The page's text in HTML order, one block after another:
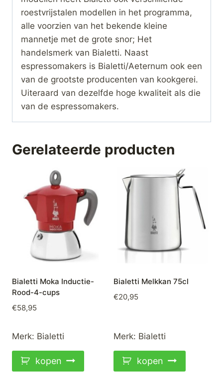
roestvrijstalen modellen in het programma,
alle voorzien van het bekende kleine
mannetje met de grote snor; Het
handelsmerk van Bialetti. Naast
espressomakers is Bialetti/Aeternum ook een
van de grootste producenten van kookgerei.
Uiteraard van dezelfde hoge kwaliteit als die
van de espressomakers.
Gerelateerde producten
Bialetti Moka Inductie-
Rood-4-cups
€58,95
Merk: Bialetti
kopen
Bialetti Melkkan 75cl
€20,95
Merk: Bialetti
kopen